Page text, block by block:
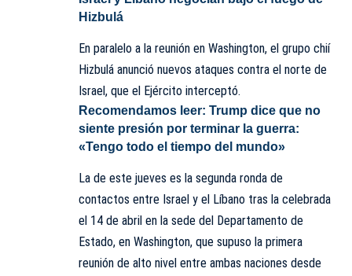
Hizbulá
En paralelo a la reunión en Washington, el grupo chií
Hizbulá anunció nuevos ataques contra el norte de
Israel, que el Ejército interceptó.
Recomendamos leer: Trump dice que no
siente presión por terminar la guerra:
«Tengo todo el tiempo del mundo»
La de este jueves es la segunda ronda de
contactos entre Israel y el Líbano tras la celebrada
el 14 de abril en la sede del Departamento de
Estado, en Washington, que supuso la primera
reunión de alto nivel entre ambas naciones desde